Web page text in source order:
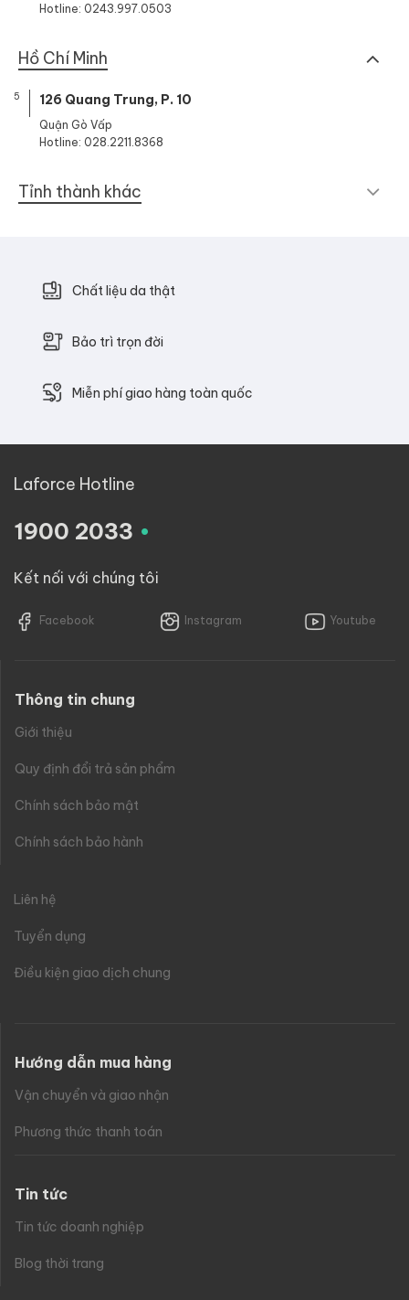
Hotline: 0243.997.0503
Hồ Chí Minh
5 126 Quang Trung, P. 10
Quận Gò Vấp
Hotline: 028.2211.8368
Tỉnh thành khác
Chất liệu da thật
Bảo trì trọn đời
Miễn phí giao hàng toàn quốc
Laforce Hotline
1900 2033 .
Kết nối với chúng tôi
Facebook Instagram Youtube
Thông tin chung
Giới thiệu
Quy định đổi trả sản phẩm
Chính sách bảo mật
Chính sách bảo hành
Liên hệ
Tuyển dụng
Điều kiện giao dịch chung
Hướng dẫn mua hàng
Vận chuyển và giao nhận
Phương thức thanh toán
Tin tức
Tin tức doanh nghiệp
Blog thời trang